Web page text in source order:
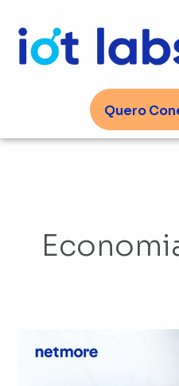
para
Quero
Ambiente